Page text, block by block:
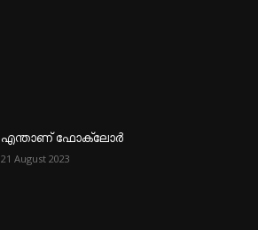
എന്താണ്‌ ഫോക്‌ലോർ
21 August 2023